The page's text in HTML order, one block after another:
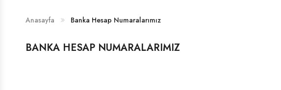
Anasayfa Banka Hesap Numaralarımız
BANKA HESAP NUMARALARIMIZ